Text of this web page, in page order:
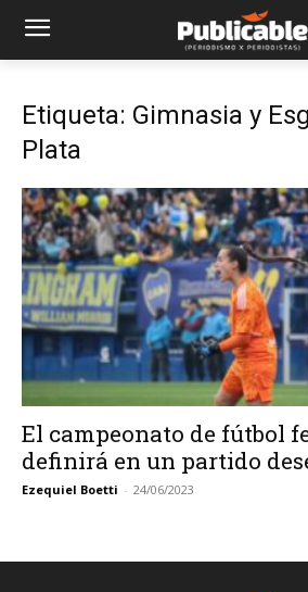
Etiqueta: Gimnasia y
Plata
El campeonato de fútbol
definirá en un partido
Ezequiel Boetti - 24/06/2023